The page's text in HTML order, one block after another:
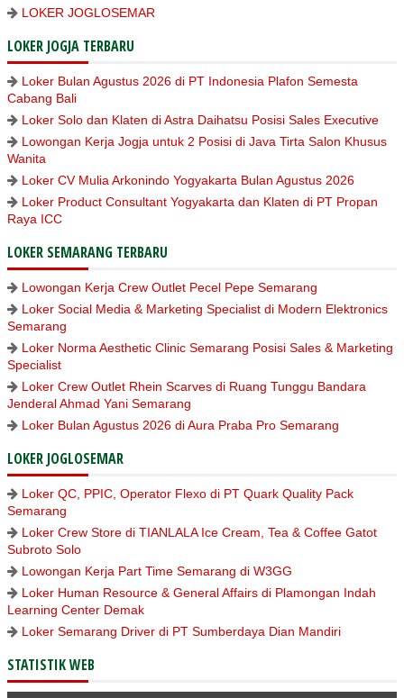
LOKER JOGLOSEMAR
LOKER JOGJA TERBARU
Loker Bulan Agustus 2026 di PT Indonesia Plafon Semesta
Cabang Bali
Loker Solo dan Klaten di Astra Daihatsu Posisi Sales Executive
Lowongan Kerja Jogja untuk 2 Posisi di Java Tirta Salon Khusus
Wanita
Loker CV Mulia Arkonindo Yogyakarta Bulan Agustus 2026
Loker Product Consultant Yogyakarta dan Klaten di PT Propan
Raya ICC
LOKER SEMARANG TERBARU
Lowongan Kerja Crew Outlet Pecel Pepe Semarang
Loker Social Media & Marketing Specialist di Modern Elektronics
Semarang
Loker Norma Aesthetic Clinic Semarang Posisi Sales & Marketing
Specialist
Loker Crew Outlet Rhein Scarves di Ruang Tunggu Bandara
Jenderal Ahmad Yani Semarang
Loker Bulan Agustus 2026 di Aura Praba Pro Semarang
LOKER JOGLOSEMAR
Loker QC, PPIC, Operator Flexo di PT Quark Quality Pack
Semarang
Loker Crew Store di TIANLALA Ice Cream, Tea & Coffee Gatot
Subroto Solo
Lowongan Kerja Part Time Semarang di W3GG
Loker Human Resource & General Affairs di Plamongan Indah
Learning Center Demak
Loker Semarang Driver di PT Sumberdaya Dian Mandiri
STATISTIK WEB